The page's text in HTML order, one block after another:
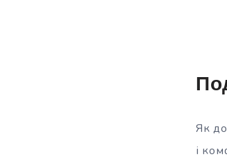
Як
і